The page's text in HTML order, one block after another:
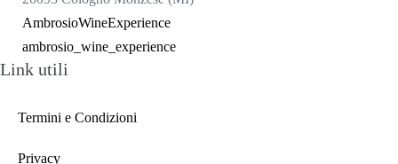
AmbrosioWineExperience
ambrosio_wine_experience
Link utili
Termini e Condizioni
Privacy